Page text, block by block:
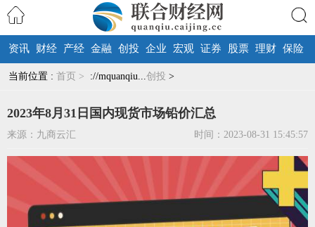
搜索
资讯 财经 产经 金融 创投 企业 宏观 证券 股票 理财 保险
当前位置 : 首页 > ://mquanqiu...创投 >
2023年8月31日国内现货市场铅价汇总
来源：九商云汇 时间：2023-08-31 15:45:57